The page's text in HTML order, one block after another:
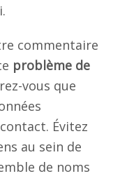
commentaire
problème de
vous que
Évitez
au sein de
de noms